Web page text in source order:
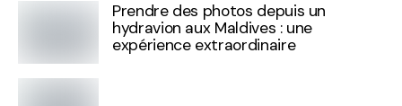
Prendre des photos depuis un
hydravion aux Maldives : une
expérience extraordinaire